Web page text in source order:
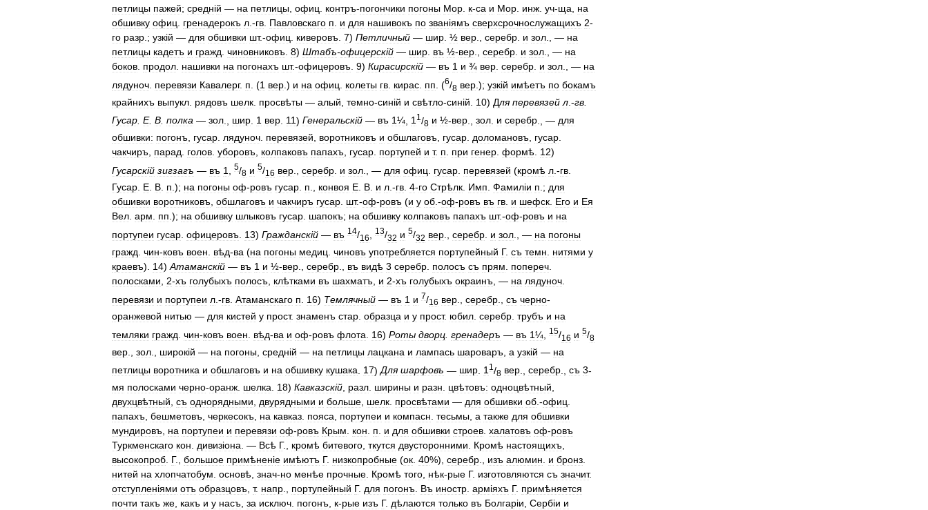
петлицы пажей; средній — на петлицы офиц контръ-погончики погоны Мор к-са и Мор инж уч-ща
на
обшивку офиц гренадерокъ л .-гв Павловскаго п и для нашивокъ по званіямъ сверхсрочнослужащихъ 2-
го разр .; узкій — для обшивки шт.-офиц киверовъ 7) Петличный — шир ½ вер серебр и зол ., — на
петлицы кадетъ и гражд чиновниковъ 8) Штабъ-офицерскій — шир въ ½-вер серебр и зол ., — на
боков продол нашивки на погонахъ шт.-офицеровъ 9) Кирасирскій — въ 1 и ¾ вер серебр и зол ., — на
лядуноч перевязи Кавалерг. п . (1 вер .) и на офиц колеты гв кирас пп . (6/8 вер .); узкій имѣетъ по бокамъ
крайнихъ выпукл рядовъ шелк просвѣты — алый темно-синій и свѣтло-синій 10) Для перевязей л .-гв
Гусар Е. В полка — зол шир 1 вер 11) Генеральскій — въ 1¼ 1 1 /8 и ½-вер зол и серебр ., — для
обшивки: погонъ гусар лядуноч перевязей воротниковъ и обшлаговъ гусар доломановъ гусар
чакчиръ
парад голов уборовъ колпаковъ папахъ гусар портупей и т. п при генер формѣ 12)
Гусарскій зигзагъ — въ 1 5/8 и 5/16 вер серебр и зол ., — для офиц гусар перевязей (кромѣ л .-гв
Гусар. Е. В. п.); на погоны оф-ровъ гусар. п., конвоя Е. В. и л.-гв. 4-го Стрѣлк. Имп. Фамиліи п.; для
обшивки воротниковъ, обшлаговъ и чакчиръ гусар. шт.-оф-ровъ (и у об.-оф-ровъ въ гв. и шефск. Его и Ея
Вел. арм. пп.); на обшивку шлыковъ гусар. шапокъ; на обшивку колпаковъ папахъ шт.-оф-ровъ и на
портупеи гусар офицеровъ 13) Гражданскій — въ 14/16
13/32 и 5/32 вер серебр и зол ., — на погоны
гражд чин-ковъ воен вѣд-ва (на погоны медиц чиновъ употребляется портупейный Г. съ темн нитями у
краевъ). 14) Атаманскій — въ 1 и ½-вер серебр въ видѣ 3 серебр полосъ съ прям попереч
полосками
2-хъ голубыхъ полосъ клѣтками въ шахматъ и 2-хъ голубыхъ окраинъ , — на лядуноч
перевязи и портупеи л .-гв Атаманскаго п 16) Темлячный — въ 1 и 7/16 вер серебр съ черно-
оранжевой нитью — для кистей у прост. знаменъ стар. образца и у прост. юбил. серебр. трубъ и на
темляки гражд чин-ковъ воен вѣд-ва и оф-ровъ флота 16) Роты дворц гренадеръ — въ 1¼ 15/16 и 5/8
вер зол широкій — на погоны средній — на петлицы лацкана и лампась шароваръ а узкій — на
петлицы воротника и обшлаговъ и на обшивку кушака 17)Для шарфовъ — шир 11 /8 вер серебр съ 3-
мя полосками черно-оранж. шелка. 18) Кавказскій, разл. ширины и разн. цвѣтовъ: одноцвѣтный,
двухцвѣтный, съ однорядными, двурядными и больше, шелк. просвѣтами — для обшивки об.-офиц.
папахъ, бешметовъ, черкесокъ, на кавказ. пояса, портупеи и компасн. тесьмы, а также для обшивки
мундировъ, на портупеи и перевязи оф-ровъ Крым. кон. п. и для обшивки строев. халатовъ оф-ровъ
Туркменскаго кон. дивизіона. — Всѣ Г., кромѣ битевого, ткутся двусторонними. Кромѣ настоящихъ,
высокопроб. Г., большое примѣненіе имѣютъ Г. низкопробные (ок. 40%), серебр., изъ алюмин. и бронз.
нитей на хлопчатобум. основѣ, знач-но менѣе прочные. Кромѣ того, нѣк-рые Г. изготовляются съ значит.
отступленіями отъ образцовъ, т. напр., портупейный Г. для погонъ. Въ иностр. арміяхъ Г. примѣняется
почти такъ же, какъ и у насъ, за исключ. погонъ, к-рые изъ Г. дѣлаются только въ Болгаріи, Сербіи и